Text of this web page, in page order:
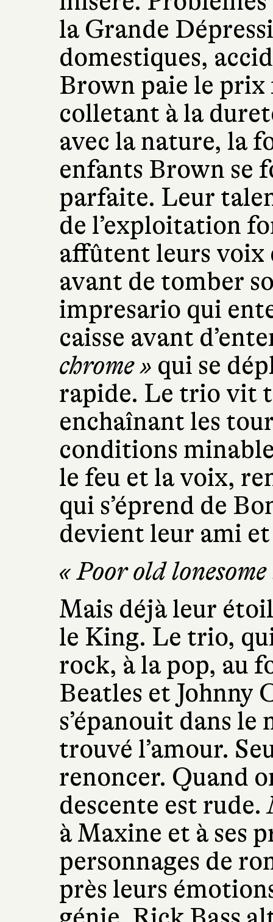
la Grande
domestiques,
Brown paie le prix
colletant à la
avec la nature, la
enfants Brown se
parfaite. Leur
de l’exploitation
affûtent leurs voix
avant de tomber
impresario qui
caisse avant
chrome » qui se
rapide. Le trio vit
enchaînant les
conditions
le feu et la voix,
qui s’éprend de
devient leur ami
« Poor old
Mais déjà leur
le King. Le trio,
rock, à la pop, au
Beatles et Johnny
s’épanouit dans le
trouvé l’amour.
renoncer. Quand
descente est rude.
à Maxine et à ses
personnages de
près leurs